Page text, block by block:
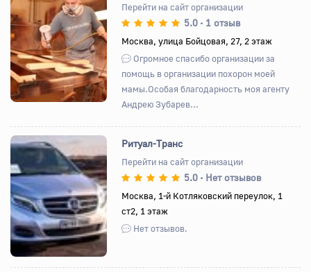
Назад Вперед
Перейти на сайт организации
5.0 • 1 отзыв
Москва, улица Бойцовая, 27, 2 этаж
Огромное спасибо организации за
помощь в организации похорон моей
мамы.Особая благодарность моя агенту
Андрею Зубарев...
Назад Вперед
Ритуал-Транс
Перейти на сайт организации
5.0 • Нет отзывов
Москва, 1-й Котляковский переулок, 1
ст2, 1 этаж
Нет отзывов.